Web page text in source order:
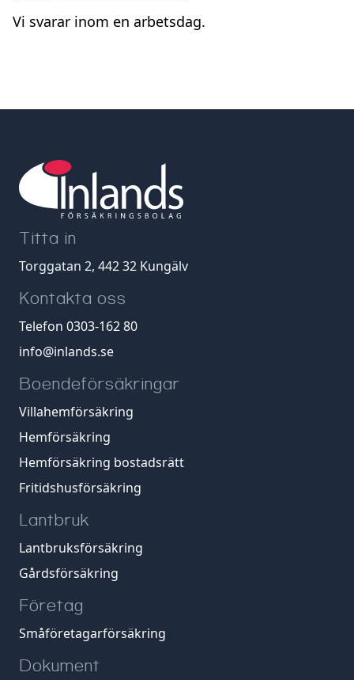
Vi svarar inom en arbetsdag.
Titta in
Torggatan 2, 442 32 Kungälv
Kontakta oss
Telefon 0303-162 80
info@inlands.se
Boendeförsäkringar
Villahemförsäkring
Hemförsäkring
Hemförsäkring bostadsrätt
Fritidshusförsäkring
Lantbruk
Lantbruksförsäkring
Gårdsförsäkring
Företag
Småföretagarförsäkring
Dokument